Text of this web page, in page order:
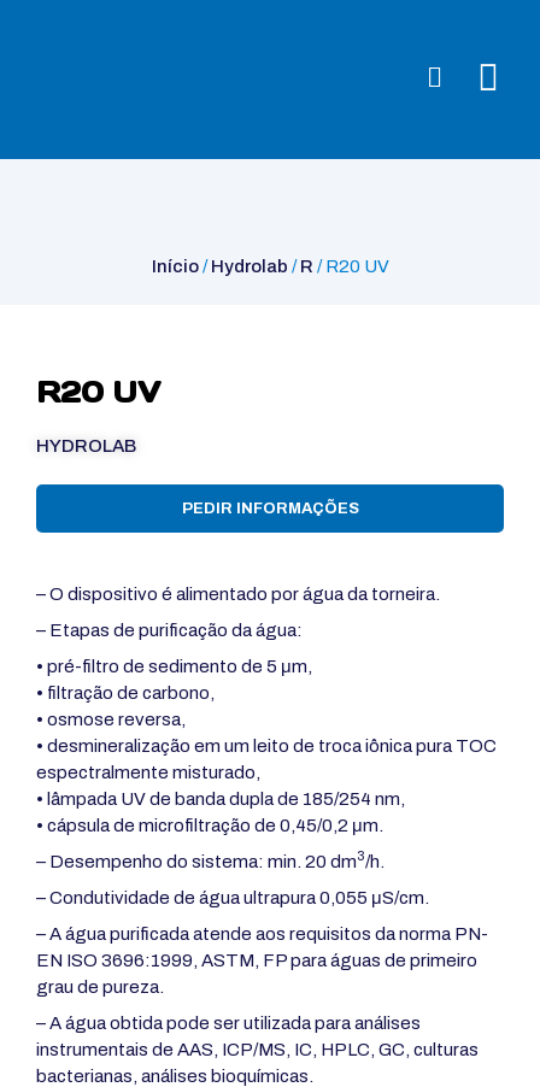
Início/Hydrolab /R / R20 UV
R20 UV
HYDROLAB
PEDIR INFORMAÇÕES
– O dispositivo é alimentado por água da torneira.
– Etapas de purificação da água:
• pré-filtro de sedimento de 5 μm,
• filtração de carbono
• osmose reversa,
• desmineralização em um leito de troca iônica pura TOC
espectralmente misturado,
• lâmpada UV de banda dupla de 185/254 nm,
• cápsula de microfiltração de 0,45/0,2 μm.
– Desempenho do sistema: min. 20 dm3/h.
– Condutividade de água ultrapura 0,055 μS/cm.
– A água purificada atende aos requisitos da norma PN-
EN ISO 3696:1999, ASTM, FP para águas de primeiro
grau de pureza.
– A água obtida pode ser utilizada para análises
instrumentais de AAS, ICP/MS, IC, HPLC, GC, culturas
bacterianas, análises bioquímicas.